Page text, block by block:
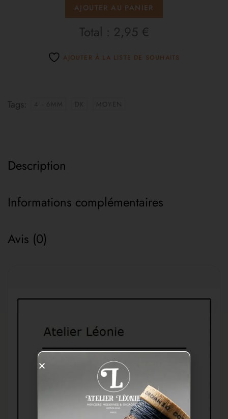
AJOUTER AU PANIER
Total : 2,95 €
AJOUTER À LA LISTE DE SOUHAITS
Tags:
Description
Informations complémentaires
Avis (0)